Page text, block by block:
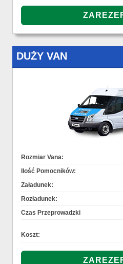
DUŻY VAN
Rozmiar Vana:
Ilość Pomocników:
Załadunek:
Rozładunek:
Czas Przeprowadzki
Koszt: